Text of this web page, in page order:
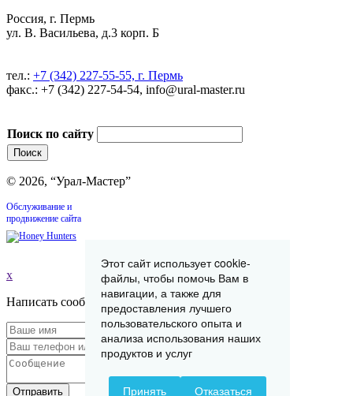
Россия, г. Пермь
ул. В. Васильева, д.3 корп. Б
тел.: +7 (342) 227-55-55, г. Пермь
факс.: +7 (342) 227-54-54, info@ural-master.ru
Поиск по сайту
© 2026, “Урал-Мастер”
Обслуживание и
продвижение сайта
x
Написать сообщение
Отправить
Этот сайт использует cookie-
файлы, чтобы помочь Вам в
навигации, а также для
предоставления лучшего
пользовательского опыта и
анализа использования наших
продуктов и услуг
Принять Отказаться